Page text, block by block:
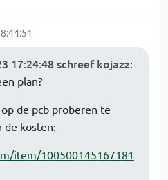
17:24:48 schreef kojazz:
plan?
de pcb proberen te
de kosten:
item/100500145167181